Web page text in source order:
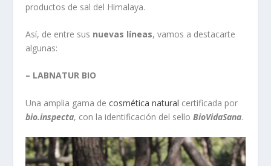
productos de sal del Himalaya.
Así, de entre sus nuevas líneas, vamos a destacarte
algunas:
– LABNATUR BIO
Una amplia gama decosmética natural certificada por
bio.inspecta, con la identificación del selloBioVidaSana.